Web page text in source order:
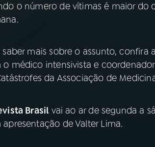
o número de vítimas é maior do
saber mais sobre o assunto,
o médico intensivista e
da Associação de
Brasil vai ao ar de segunda a
de Valter Lima.